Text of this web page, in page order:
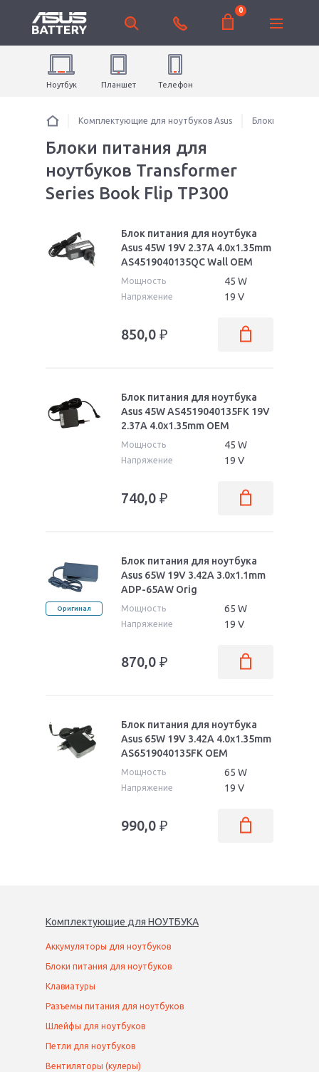
0
Ноутбук Планшет Телефон
Комплектующие для ноутбуков Asus Блоки питания
Блоки питания для
ноутбуков Transformer
Series Book Flip TP300
Блок питания для ноутбука
Asus 45W 19V 2.37A 4.0x1.35mm
AS4519040135QC Wall OEM
Мощность 45 W
Напряжение 19 V
850,0 ₽
Блок питания для ноутбука
Asus 45W AS4519040135FK 19V
2.37A 4.0x1.35mm OEM
Мощность 45 W
Напряжение 19 V
740,0 ₽
Оригинал
Блок питания для ноутбука
Asus 65W 19V 3.42A 3.0x1.1mm
ADP-65AW Orig
Мощность 65 W
Напряжение 19 V
870,0 ₽
Блок питания для ноутбука
Asus 65W 19V 3.42A 4.0x1.35mm
AS6519040135FK OEM
Мощность 65 W
Напряжение 19 V
990,0 ₽
Комплектующие для НОУТБУКА
Аккумуляторы для ноутбуков
Блоки питания для ноутбуков
Клавиатуры
Разъемы питания для ноутбуков
Шлейфы для ноутбуков
Петли для ноутбуков
Вентиляторы (кулеры)